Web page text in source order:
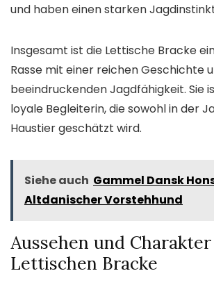
und haben einen starken
Insgesamt ist die Lettische Bracke
Rasse mit einer reichen Geschichte
beeindruckenden Jagdfähigkeit. Sie
loyale Begleiterin, die sowohl in der
Haustier geschätzt wird.
Siehe auch Gammel Dansk
Altdanischer Vorstehhund
Aussehen und
Lettischen Bracke